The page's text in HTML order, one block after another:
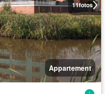
11fotos
Appartement